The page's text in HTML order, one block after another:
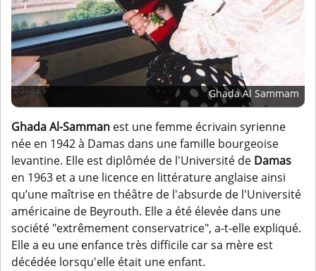
Ghada Al Sammam
Ghada Al-Samman est une femme écrivain syrienne
née en 1942 à Damas dans une famille bourgeoise
levantine. Elle est diplômée de l'Université de Damas
en 1963 et a une licence en littérature anglaise ainsi
qu’une maîtrise en théâtre de l'absurde de l'Université
américaine de Beyrouth. Elle a été élevée dans une
société "extrêmement conservatrice", a-t-elle expliqué.
Elle a eu une enfance très difficile car sa mère est
décédée lorsqu'elle était une enfant.